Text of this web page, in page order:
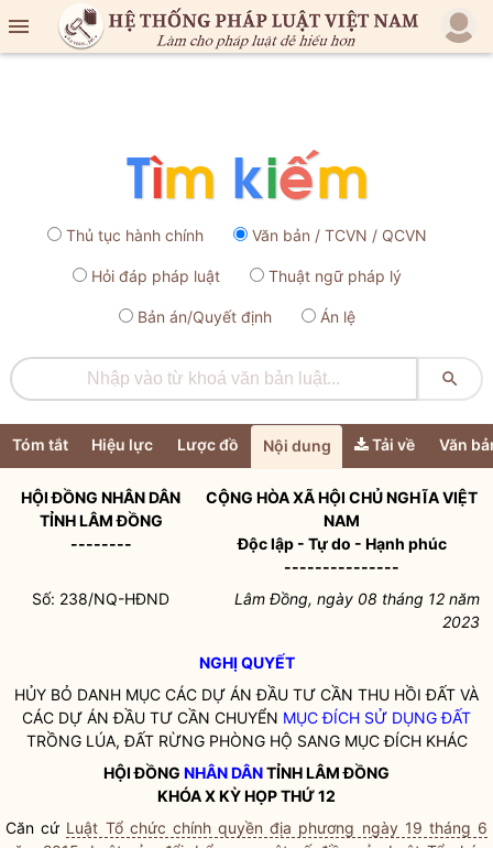

Thủ tục hành chính Văn bản / TCVN / QCVN
Hỏi đáp pháp luật Thuật ngữ pháp lý
Bản án/Quyết định Án lệ

Tóm tắt Hiệu lực Lược đồ Nội dung Tải về Văn
HỘI ĐỒNG NHÂN DÂN
TỈNH LÂM ĐỒNG
--------
CỘNG HÒA XÃ HỘI CHỦ NGHĨA VIỆT
NAM
Độc lập - Tự do - Hạnh phúc
---------------
Số: 238/NQ-HĐND
Lâm Đồng, ngày 08 tháng 12 năm
2023
NGHỊ QUYẾT
HỦY BỎ DANH MỤC CÁC DỰ ÁN ĐẦU TƯ CẦN THU HỒI ĐẤT VÀ
CÁC DỰ ÁN ĐẦU TƯ CẦN CHUYỂN MỤC ĐÍCH SỬ DỤNG ĐẤT
TRỒNG LÚA, ĐẤT RỪNG PHÒNG HỘ SANG MỤC ĐÍCH KHÁC
HỘI ĐỒNG NHÂN DÂNTỈNH LÂM ĐỒNG
KHÓA X KỲ HỌP THỨ 12
Căn cứ Luật Tổ chức chính quyền địa phương ngày 19 tháng 6